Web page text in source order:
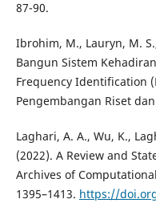
87-90.
Ibrohim, M., Lauryn, M.
Bangun Sistem
Frequency Identification
Pengembangan Riset
Laghari, A. A., Wu, K.,
(2022). A Review and
Archives of
1395–1413. https://